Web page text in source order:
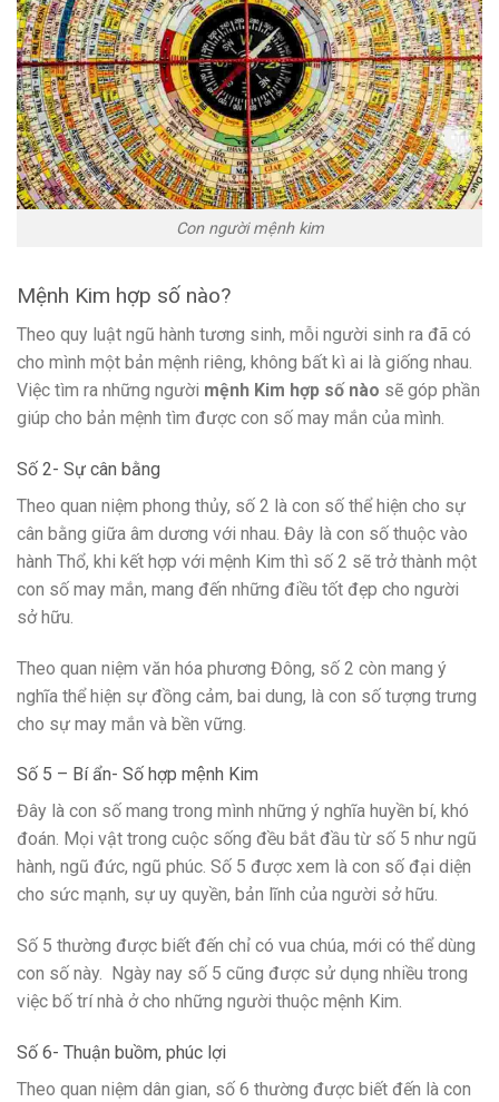
Con người mệnh kim
Mệnh Kim hợp số nào?
Theo quy luật ngũ hành tương sinh, mỗi người sinh ra đã có
cho mình một bản mệnh riêng, không bất kì ai là giống nhau.
Việc tìm ra những người mệnh Kim hợp số nào sẽ góp phần
giúp cho bản mệnh tìm được con số may mắn của mình.
Số 2- Sự cân bằng
Theo quan niệm phong thủy, số 2 là con số thể hiện cho sự
cân bằng giữa âm dương với nhau. Đây là con số thuộc vào
hành Thổ, khi kết hợp với mệnh Kim thì số 2 sẽ trở thành một
con số may mắn, mang đến những điều tốt đẹp cho người
sở hữu.
Theo quan niệm văn hóa phương Đông, số 2 còn mang ý
nghĩa thể hiện sự đồng cảm, bai dung, là con số tượng trưng
cho sự may mắn và bền vững.
Số 5 – Bí ẩn- Số hợp mệnh Kim
Đây là con số mang trong mình những ý nghĩa huyền bí, khó
đoán. Mọi vật trong cuộc sống đều bắt đầu từ số 5 như ngũ
hành, ngũ đức, ngũ phúc. Số 5 được xem là con số đại diện
cho sức mạnh, sự uy quyền, bản lĩnh của người sở hữu.
Số 5 thường được biết đến chỉ có vua chúa, mới có thể dùng
con số này. Ngày nay số 5 cũng được sử dụng nhiều trong
việc bố trí nhà ở cho những người thuộc mệnh Kim.
Số 6- Thuận buồm, phúc lợi
Theo quan niệm dân gian, số 6 thường được biết đến là con